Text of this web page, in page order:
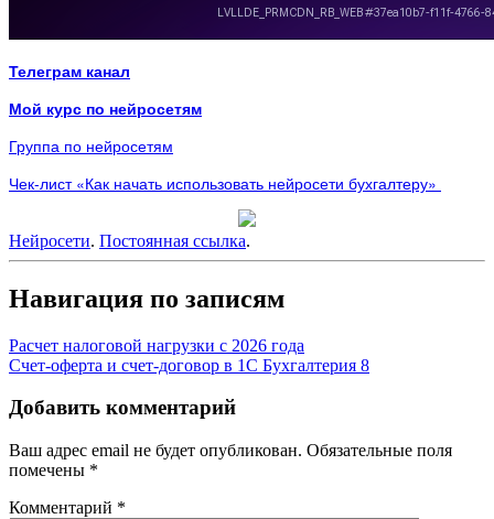
Телеграм канал
Мой курс по нейросетям
Группа по нейросетям
Чек-лист «Как начать использовать нейросети бухгалтеру»
Нейросети. Постоянная ссылка.
Навигация по записям
Расчет налоговой нагрузки с 2026 года
Счет-оферта и счет-договор в 1С Бухгалтерия 8
Добавить комментарий
Ваш адрес email не будет опубликован. Обязательные поля
помечены *
Комментарий *